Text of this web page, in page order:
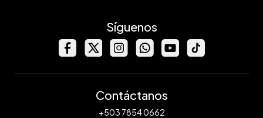
Síguenos
Contáctanos
+503 7854 0662